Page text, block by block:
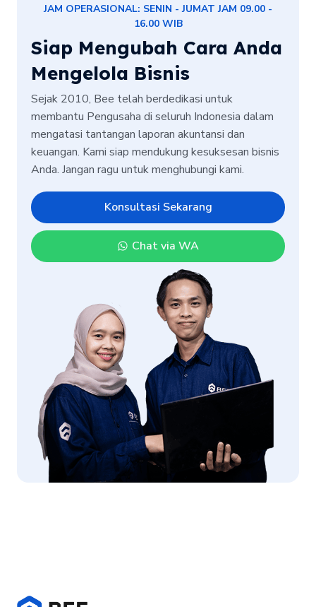
JAM OPERASIONAL: SENIN - JUMAT JAM 09.00 -
16.00 WIB
Siap Mengubah Cara Anda
Mengelola Bisnis
Sejak 2010, Bee telah berdedikasi untuk
membantu Pengusaha di seluruh Indonesia dalam
mengatasi tantangan laporan akuntansi dan
keuangan. Kami siap mendukung kesuksesan bisnis
Anda. Jangan ragu untuk menghubungi kami.
Konsultasi Sekarang
Chat via WA